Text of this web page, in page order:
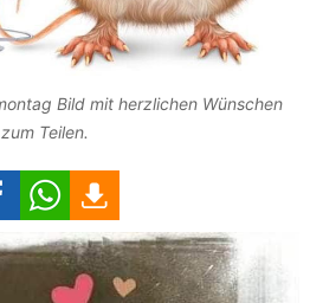
Bild mit herzlichen Wünschen
zum Teilen.